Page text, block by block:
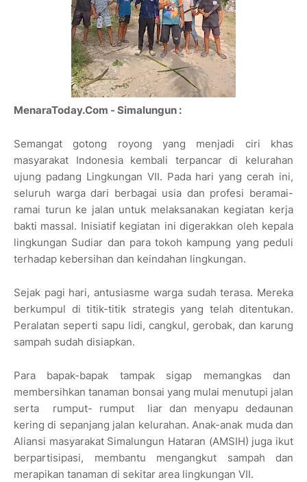
MenaraToday.Com - Simalungun :
Semangat gotong royong yang menjadi ciri khas
masyarakat Indonesia kembali terpancar di kelurahan
ujung padang Lingkungan VII. Pada hari yang cerah ini,
seluruh warga dari berbagai usia dan profesi beramai-
ramai turun ke jalan untuk melaksanakan kegiatan kerja
bakti massal. Inisiatif kegiatan ini digerakkan oleh kepala
lingkungan Sudiar dan para tokoh kampung yang peduli
terhadap kebersihan dan keindahan lingkungan.
Sejak pagi hari, antusiasme warga sudah terasa. Mereka
berkumpul di titik-titik strategis yang telah ditentukan.
Peralatan seperti sapu lidi, cangkul, gerobak, dan karung
sampah sudah disiapkan.
Para bapak-bapak tampak sigap memangkas dan
membersihkan tanaman bonsai yang mulai menutupi jalan
serta rumput- rumput liar dan menyapu dedaunan
kering di sepanjang jalan kelurahan. Anak-anak muda dan
Aliansi masyarakat Simalungun Hataran (AMSIH) juga ikut
berpartisipasi, membantu mengangkut sampah dan
merapikan tanaman di sekitar area lingkungan VII.